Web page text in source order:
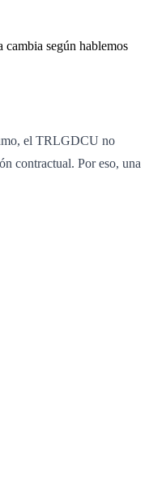
cambia según hablemos
el TRLGDCU no
contractual. Por eso, una